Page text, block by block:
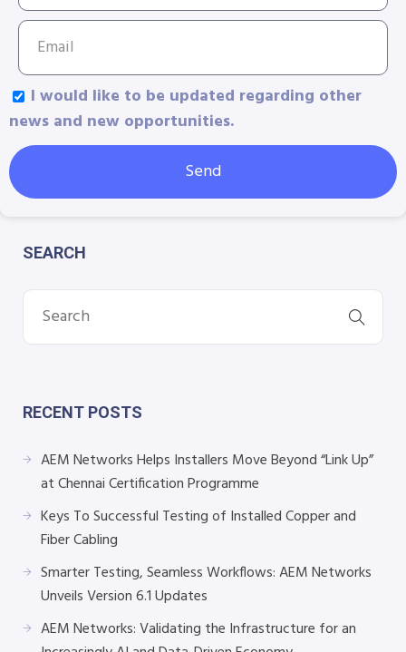
I would like to be updated regarding other
news and new opportunities.
Send
SEARCH
RECENT POSTS
AEM Networks Helps Installers Move Beyond “Link Up”
at Chennai Certification Programme
Keys To Successful Testing of Installed Copper and
Fiber Cabling
Smarter Testing, Seamless Workflows: AEM Networks
Unveils Version 6.1 Updates
AEM Networks: Validating the Infrastructure for an